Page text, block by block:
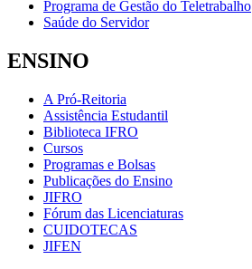
Programa de Gestão do Teletrabalho
Saúde do Servidor
ENSINO
A Pró-Reitoria
Assistência Estudantil
Biblioteca IFRO
Cursos
Programas e Bolsas
Publicações do Ensino
JIFRO
Fórum das Licenciaturas
CUIDOTECAS
JIFEN